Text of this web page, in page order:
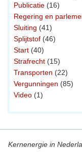
Publicatie (16)
Regering en
Sluiting (41)
Splijtstof (46)
Start (40)
Strafrecht (15)
Transporten (22)
Vergunningen (85)
Video (1)
Kernenergie in